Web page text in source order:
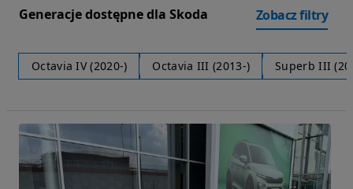
Generacje dostępne dla Skoda Zobacz filtry
Octavia IV (2020-) Octavia III (2013-) Superb III